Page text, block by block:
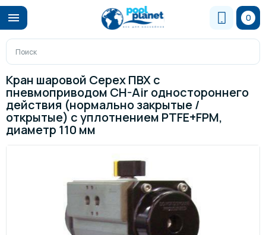
0
Кран шаровой Cepex ПВХ с
пневмоприводом CH-Air одностороннего
действия (нормально закрытые /
открытые) с уплотнением PTFE+FPM,
диаметр 110 мм